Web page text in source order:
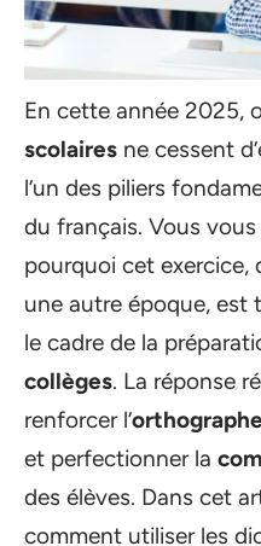
En cette année 2025,
scolaires ne cessent
l’un des piliers
du français. Vous
pourquoi cet exercice,
une autre époque, est
le cadre de la
collèges. La réponse
renforcer l’orthographe
et perfectionner la
des élèves. Dans cet
comment utiliser les